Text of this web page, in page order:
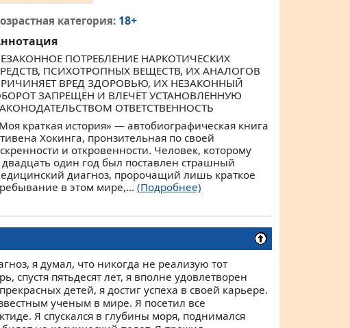
категория:18+
ПОТРЕБЛЕНИЕ НАРКОТИЧЕСКИХ
ПСИХОТРОПНЫХ ВЕЩЕСТВ, ИХ АНАЛОГОВ
ВРЕД ЗДОРОВЬЮ, ИХ НЕЗАКОННЫЙ
ЗАПРЕЩЁН И ВЛЕЧЁТ УСТАНОВЛЕННУЮ
ОТВЕТСТВЕННОСТЬ
краткая история» — автобиографическая книга
Хокинга, пронзительная по своей
и откровенности. Человек, которому
двадцать один год был поставлен страшный
диагноз, пророчащий лишь краткое
в этом мире,... (Подробнее)
я думал, что никогда не реализую тот
спустя пятьдесят лет, я вполне удовлетворен
детей, я достиг успеха в своей карьере.
ученым в мире. Я посетил все
Я спускался в глубины моря, поднимался